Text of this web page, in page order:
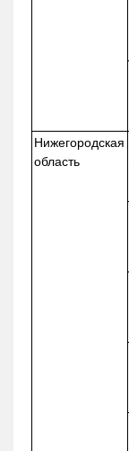
Нижегородская
область